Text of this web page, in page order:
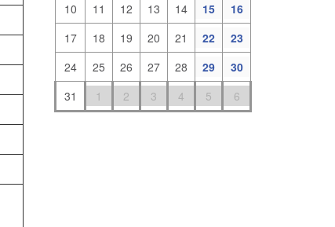
10
11 12 13 14 15
16
17
18 19 20 21 22
23
24
25 26 27 28 29
30
31
1 2 3 4 5 6